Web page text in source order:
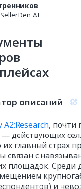
AI
описаний
A2:Research, почти
— действующих
их главный страх
связан с
площадок. Среди
и